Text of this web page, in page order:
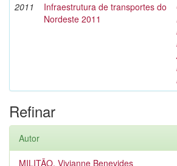
2011
Infraestrutura de transportes do
Nordeste 2011
Refinar
Autor
MILITÃO, Vivianne Benevides